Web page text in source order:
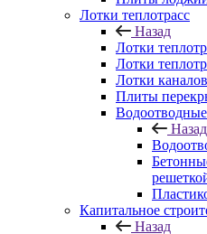
Лотки теплотрасс
Назад
Лотки
Лотки
Лотки
Плиты
Назад
Капитальное
Назад